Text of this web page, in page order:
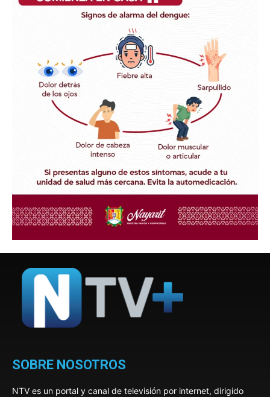
SOBRE NOSOTROS
NTV es un portal y canal de televisión por internet, dirigido